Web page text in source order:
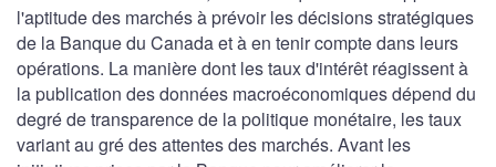
l'aptitude des marchés à prévoir les décisions stratégiques
de la Banque du Canada et à en tenir compte dans leurs
opérations. La manière dont les taux d'intérêt réagissent à
la publication des données macroéconomiques dépend du
degré de transparence de la politique monétaire, les taux
variant au gré des attentes des marchés. Avant les